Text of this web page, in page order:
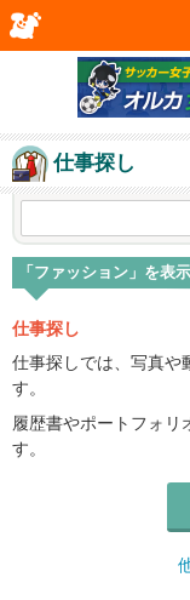
仕事探し
「ファッション」を表
仕事探し
仕事探しでは、写真や
す。
履歴書やポートフォ
す。